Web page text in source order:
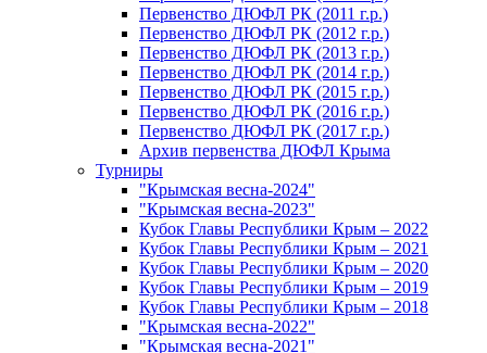
Первенство ДЮФЛ РК (2011 г.р.)
Первенство ДЮФЛ РК (2012 г.р.)
Первенство ДЮФЛ РК (2013 г.р.)
Первенство ДЮФЛ РК (2014 г.р.)
Первенство ДЮФЛ РК (2015 г.р.)
Первенство ДЮФЛ РК (2016 г.р.)
Первенство ДЮФЛ РК (2017 г.р.)
Архив первенства ДЮФЛ Крыма
Турниры
"Крымская весна-2024"
"Крымская весна-2023"
Кубок Главы Республики Крым – 2022
Кубок Главы Республики Крым – 2021
Кубок Главы Республики Крым – 2020
Кубок Главы Республики Крым – 2019
Кубок Главы Республики Крым – 2018
"Крымская весна-2022"
"Крымская весна-2021"